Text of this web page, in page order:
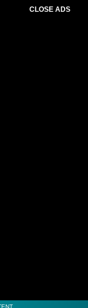
CLOSE ADS